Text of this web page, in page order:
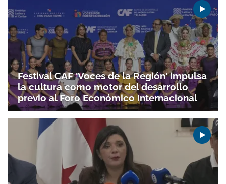
Festival CAF 'Voces de la Región' impulsa
la cultura como motor del desarrollo
previo al Foro Económico Internacional